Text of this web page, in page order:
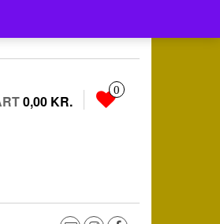
0,00 KR.
0